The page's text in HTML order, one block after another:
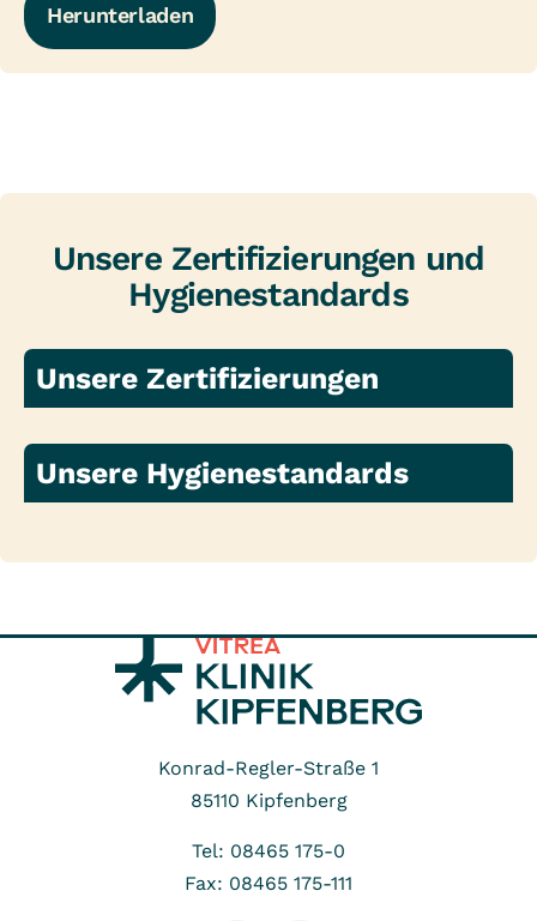
Herunterladen
Unsere Zertifizierungen und
Hygienestandards
Unsere Zertifizierungen
Unsere Hygienestandards
Konrad-Regler-Straße 1
85110 Kipfenberg
Tel: 08465 175-0
Fax: 08465 175-111